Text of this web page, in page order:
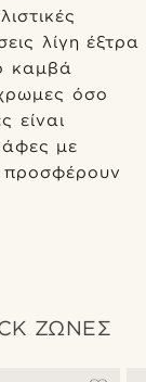
λίγη έξτρα
καμβά
όσο
είναι
με
ΖΩΝΕΣ